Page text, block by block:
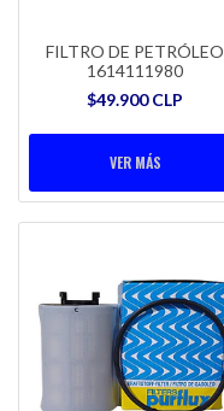
FILTRO DE PETRÓLEO
1614111980
$49.900 CLP
VER MÁS